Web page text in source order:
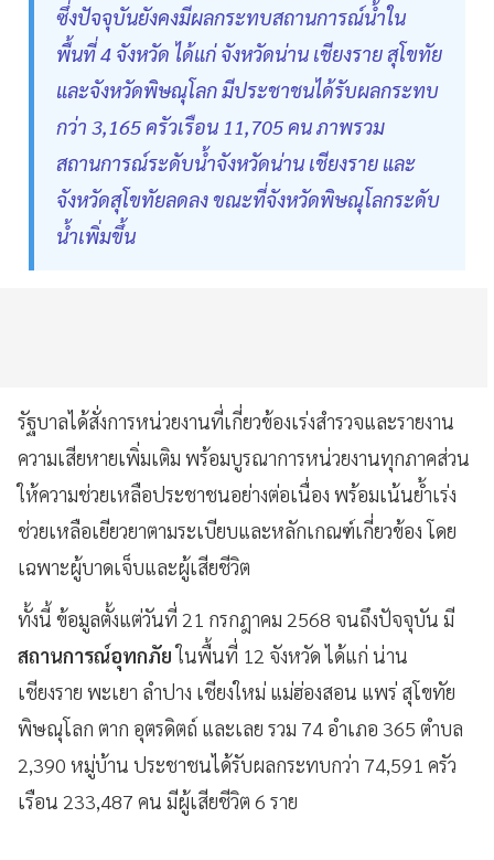
ซึ่งปัจจุบันยังคงมีผลกระทบสถานการณ์น้ำใน
พื้นที่ 4 จังหวัด ได้แก่ จังหวัดน่าน เชียงราย สุโขทัย
และจังหวัดพิษณุโลก มีประชาชนได้รับผลกระทบ
กว่า 3,165 ครัวเรือน 11,705 คน ภาพรวม
สถานการณ์ระดับน้ำจังหวัดน่าน เชียงราย และ
จังหวัดสุโขทัยลดลง ขณะที่จังหวัดพิษณุโลกระดับ
น้ำเพิ่มขึ้น
รัฐบาลได้สั่งการหน่วยงานที่เกี่ยวข้องเร่งสำรวจและรายงาน
ความเสียหายเพิ่มเติม พร้อมบูรณาการหน่วยงานทุกภาคส่วน
ให้ความช่วยเหลือประชาชนอย่างต่อเนื่อง พร้อมเน้นย้ำเร่ง
ช่วยเหลือเยียวยาตามระเบียบและหลักเกณฑ์เกี่ยวข้อง โดย
เฉพาะผู้บาดเจ็บและผู้เสียชีวิต
ทั้งนี้ ข้อมูลตั้งแต่วันที่ 21 กรกฎาคม 2568 จนถึงปัจจุบัน มี
สถานการณ์อุทกภัยในพื้นที่ 12 จังหวัด ได้แก่ น่าน
เชียงราย พะเยา ลำปาง เชียงใหม่ แม่ฮ่องสอน แพร่ สุโขทัย
พิษณุโลก ตาก อุตรดิตถ์ และเลย รวม 74 อำเภอ 365 ตำบล
2,390 หมู่บ้าน ประชาชนได้รับผลกระทบกว่า 74,591 ครัว
เรือน 233,487 คน มีผู้เสียชีวิต 6 ราย